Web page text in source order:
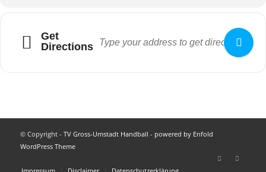
Get
Directions
© Copyright - TV Gross-Umstadt Handball - powered by Enfold
WordPress Theme